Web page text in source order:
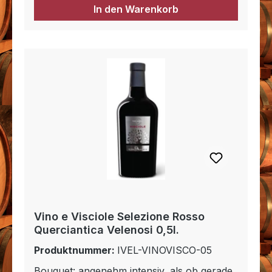
In den Warenkorb
Vino e Visciole Selezione Rosso
Querciantica Velenosi 0,5l.
Produktnummer: IVEL-VINOVISCO-05